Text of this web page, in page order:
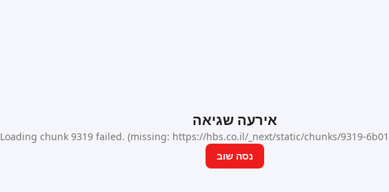
אירעה שגיאה
Loading chunk 9319 failed. (missing: https://hbs.co.il/_next/static/chunks/9319-
נסה שוב